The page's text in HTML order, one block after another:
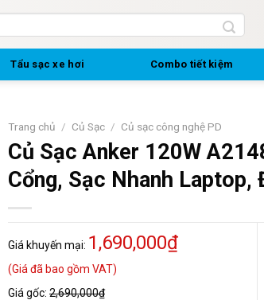
Tẩu sạc xe hơi Combo tiết kiệm
Trang chủ / Củ Sạc / Củ sạc công nghệ PD
Củ Sạc Anker 120W
Cổng, Sạc Nhanh
Giá khuyến mại: 1,690,000₫
(Giá đã bao gồm VAT)
Giá gốc: 2,690,000₫